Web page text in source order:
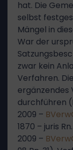
hat. Die
selbst
Mängel in
War der
zwar kein
Verfahren.
ergänzendes
durchführen
2009 –
1870 – juris
2009 –